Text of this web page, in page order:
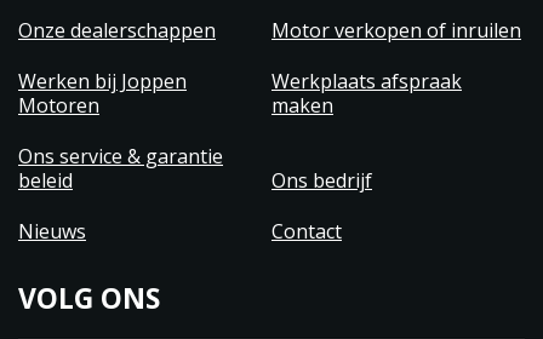
Onze dealerschappen
Motor verkopen of inruilen
Werken bij Joppen
Motoren
Werkplaats afspraak
maken
Ons service & garantie
beleid
Ons bedrijf
Nieuws
Contact
VOLG ONS